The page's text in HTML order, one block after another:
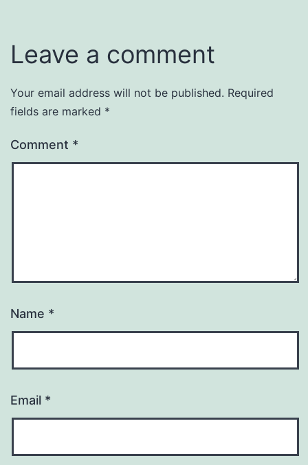
Leave a comment
Your email address will not be published. Required
fields are marked *
Comment *
Name *
Email *